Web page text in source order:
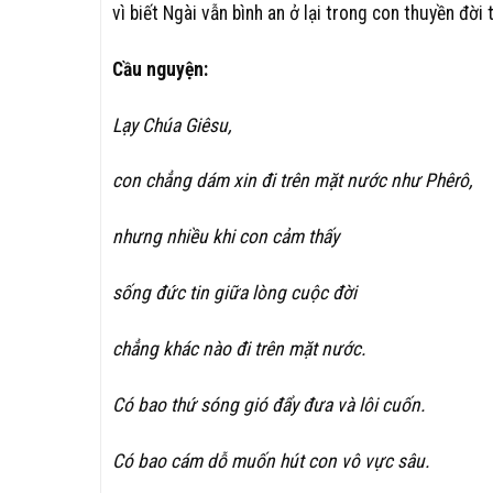
vì biết Ngài vẫn bình an ở lại trong con thuyền đời
Cầu nguyện:
Lạy Chúa Giêsu,
con chẳng dám xin đi trên mặt nước như Phêrô,
nhưng nhiều khi con cảm thấy
sống đức tin giữa lòng cuộc đời
chẳng khác nào đi trên mặt nước.
Có bao thứ sóng gió đẩy đưa và lôi cuốn.
Có bao cám dỗ muốn hút con vô vực sâu.